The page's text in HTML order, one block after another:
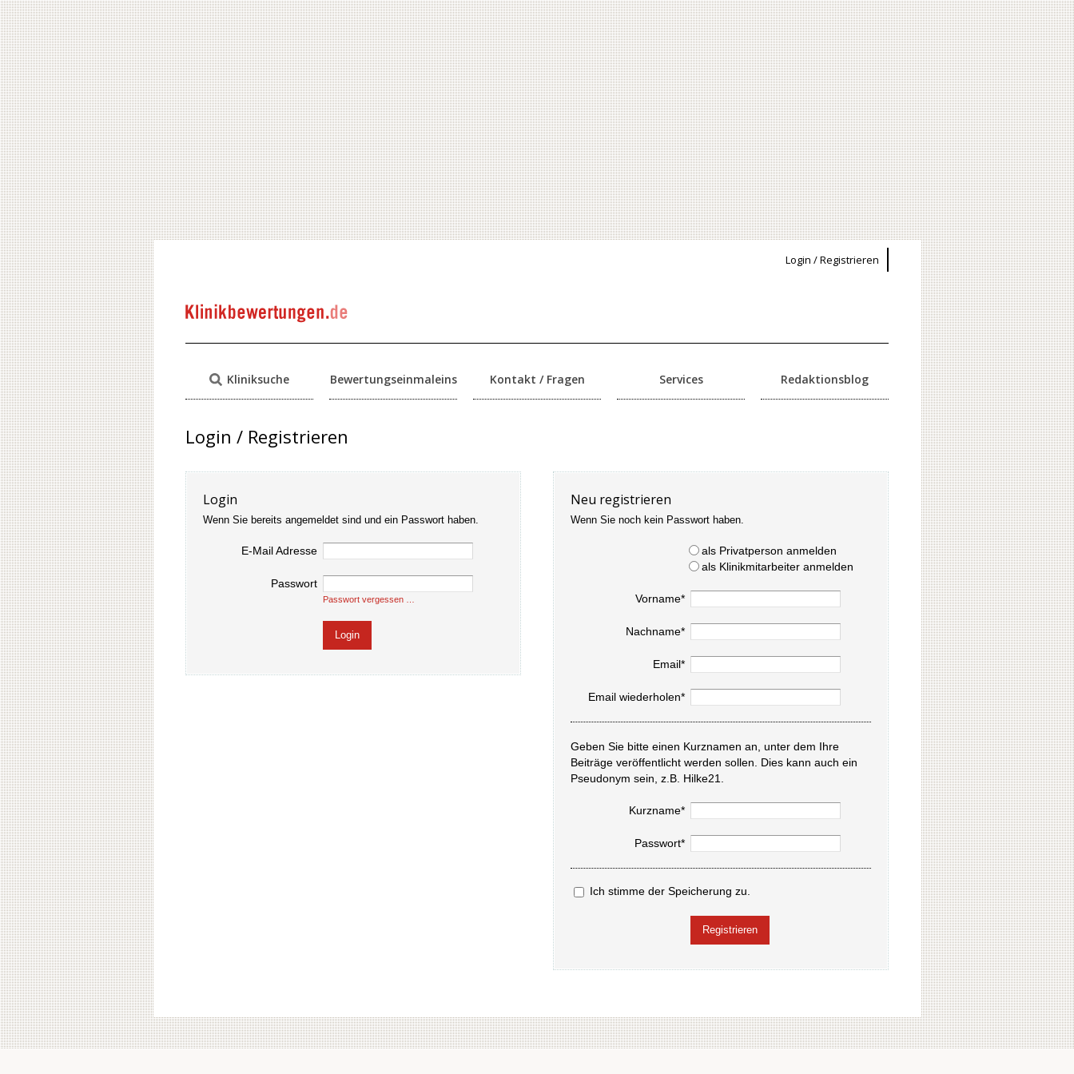
Login / Registrieren
Kliniksuche Bewertungseinmaleins Kontakt / Fragen Services Redaktionsblog
Login / Registrieren
Login
Wenn Sie bereits angemeldet sind und ein Passwort haben.
E-Mail Adresse
Passwort
Passwort vergessen …
Neu registrieren
Wenn Sie noch kein Passwort haben.
als Privatperson anmelden
als Klinikmitarbeiter anmelden
Vorname*
Nachname*
Email*
Email wiederholen*
Geben Sie bitte einen Kurznamen an, unter dem Ihre
Beiträge veröffentlicht werden sollen. Dies kann auch ein
Pseudonym sein, z.B. Hilke21.
Kurzname*
Passwort*
Ich stimme der Speicherung zu.